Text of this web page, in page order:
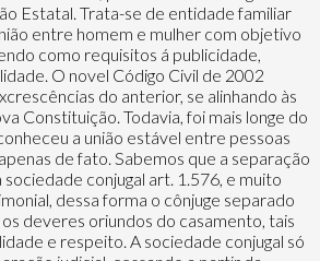
Estatal. Trata-se de entidade familiar
entre homem e mulher com objetivo
como requisitos á publicidade,
O novel Código Civil de 2002
do anterior, se alinhando às
Constituição. Todavia, foi mais longe do
a união estável entre pessoas
de fato. Sabemos que a separação
conjugal art. 1.576, e muito
dessa forma o cônjuge separado
deveres oriundos do casamento, tais
e respeito. A sociedade conjugal só